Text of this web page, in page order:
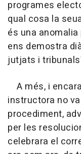
programes
qual cosa la
és una
ens demostra
jutjats i
A més, i
instructora no
procediment,
per les
celebrara el